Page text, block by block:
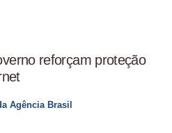
reforçam proteção
Agência Brasil